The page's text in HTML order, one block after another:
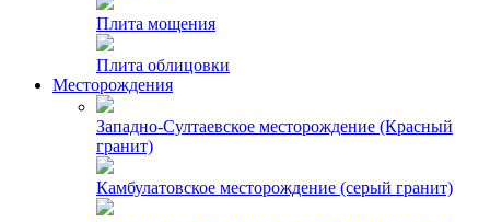
Плита мощения
Плита облицовки
Месторождения
Западно-Султаевское месторождение (Красный
гранит)
Камбулатовское месторождение (cерый гранит)